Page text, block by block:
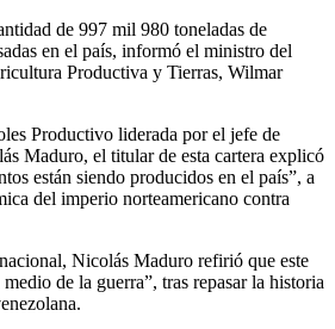
de 997 mil 980 toneladas de
en el país, informó el ministro del
Productiva y Tierras, Wilmar
Productivo liderada por el jefe de
Maduro, el titular de esta cartera explicó
están siendo producidos en el país”, a
del imperio norteamericano contra
Nicolás Maduro refirió que este
de la guerra”, tras repasar la historia